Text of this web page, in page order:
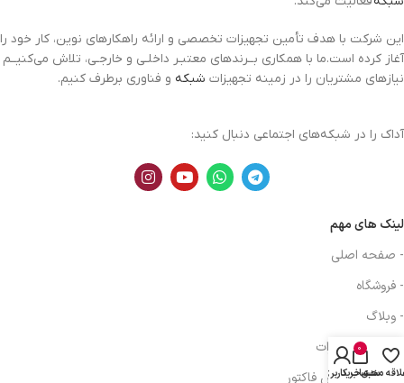
این شرکت با هدف تأمین تجهیزات تخصصی و ارائه راهکارهای نوین، کار خود را
آغاز کرده است.ما با همکاری بــرندهای معتبـر داخلـی و خارجـی، تلاش می‌کنیــم
نیازهای مشتریان را در زمینه تجهیزات شبکه و فناوری برطرف کنیم.
آداک را در شبکه‌های اجتماعی دنبال کنید:
لینک های مهم
- صفحه اصلی
- فروشگاه
- وبلاگ
- قوانین و مقررات
-درخواست پیش فاکتور
مندی
0
سبد خرید
حساب کاربری من